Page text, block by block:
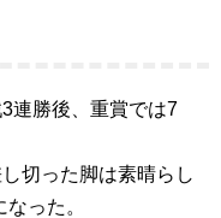
連勝後、重賞では7
切った脚は素晴らし
った。